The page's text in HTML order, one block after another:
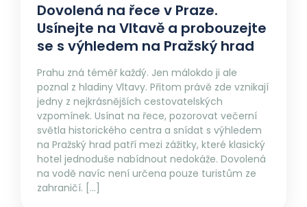
Dovolená na řece v Praze.
Usínejte na Vltavě a probouzejte
se s výhledem na Pražský hrad
Prahu zná téměř každý. Jen málokdo ji ale
poznal z hladiny Vltavy. Přitom právě zde vznikají
jedny z nejkrásnějších cestovatelských
vzpomínek. Usínat na řece, pozorovat večerní
světla historického centra a snídat s výhledem
na Pražský hrad patří mezi zážitky, které klasický
hotel jednoduše nabídnout nedokáže. Dovolená
na vodě navíc není určena pouze turistům ze
zahraničí. […]